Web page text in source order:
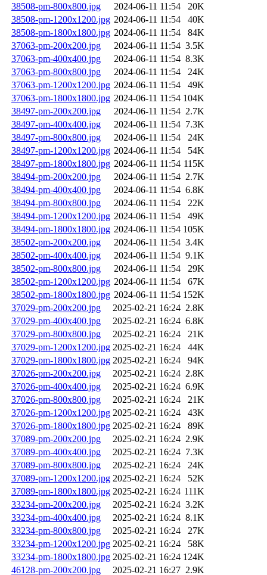
38508-pm-800x800.jpg
2024-06-11 11:54
20K
38508-pm-1200x1200.jpg 2024-06-11 11:54
40K
38508-pm-1800x1800.jpg 2024-06-11 11:54
84K
37063-pm-200x200.jpg
2024-06-11 11:54 3.5K
37063-pm-400x400.jpg
2024-06-11 11:54 8.3K
37063-pm-800x800.jpg
2024-06-11 11:54
24K
37063-pm-1200x1200.jpg 2024-06-11 11:54
49K
37063-pm-1800x1800.jpg 2024-06-11 11:54 104K
38497-pm-200x200.jpg
2024-06-11 11:54 2.7K
38497-pm-400x400.jpg
2024-06-11 11:54 7.3K
38497-pm-800x800.jpg
2024-06-11 11:54
24K
38497-pm-1200x1200.jpg 2024-06-11 11:54
54K
38497-pm-1800x1800.jpg 2024-06-11 11:54 115K
38494-pm-200x200.jpg
2024-06-11 11:54 2.7K
38494-pm-400x400.jpg
2024-06-11 11:54 6.8K
38494-pm-800x800.jpg
2024-06-11 11:54
22K
38494-pm-1200x1200.jpg 2024-06-11 11:54
49K
38494-pm-1800x1800.jpg 2024-06-11 11:54 105K
38502-pm-200x200.jpg
2024-06-11 11:54 3.4K
38502-pm-400x400.jpg
2024-06-11 11:54 9.1K
38502-pm-800x800.jpg
2024-06-11 11:54
29K
38502-pm-1200x1200.jpg 2024-06-11 11:54
67K
38502-pm-1800x1800.jpg 2024-06-11 11:54 152K
37029-pm-200x200.jpg
2025-02-21 16:24 2.8K
37029-pm-400x400.jpg
2025-02-21 16:24 6.8K
37029-pm-800x800.jpg
2025-02-21 16:24
21K
37029-pm-1200x1200.jpg 2025-02-21 16:24
44K
37029-pm-1800x1800.jpg 2025-02-21 16:24
94K
37026-pm-200x200.jpg
2025-02-21 16:24 2.8K
37026-pm-400x400.jpg
2025-02-21 16:24 6.9K
37026-pm-800x800.jpg
2025-02-21 16:24
21K
37026-pm-1200x1200.jpg 2025-02-21 16:24
43K
37026-pm-1800x1800.jpg 2025-02-21 16:24
89K
37089-pm-200x200.jpg
2025-02-21 16:24 2.9K
37089-pm-400x400.jpg
2025-02-21 16:24 7.3K
37089-pm-800x800.jpg
2025-02-21 16:24
24K
37089-pm-1200x1200.jpg 2025-02-21 16:24
52K
37089-pm-1800x1800.jpg 2025-02-21 16:24 111K
33234-pm-200x200.jpg
2025-02-21 16:24 3.2K
33234-pm-400x400.jpg
2025-02-21 16:24 8.1K
33234-pm-800x800.jpg
2025-02-21 16:24
27K
33234-pm-1200x1200.jpg 2025-02-21 16:24
58K
33234-pm-1800x1800.jpg 2025-02-21 16:24 124K
46128-pm-200x200.jpg
2025-02-21 16:27 2.9K